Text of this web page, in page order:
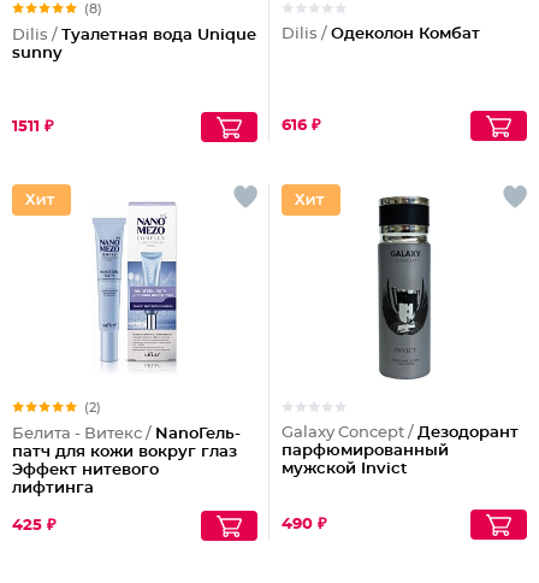
(8)
Dilis / Туалетная вода Unique
sunny
1511 ₽
Dilis / Одеколон Комбат
616 ₽
(2)
Белита - Витекс / NanoГель-
патч для кожи вокруг глаз
Эффект нитевого
лифтинга
425 ₽
Galaxy Concept / Дезодорант
парфюмированный
мужской Invict
490 ₽